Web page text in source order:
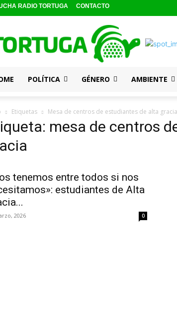
RADIO TORTUGA CONTACTO
POLÍTICA GÉNERO AMBIENTE
Etiquetas Mesa de centros de estudiantes de alta gracia
mesa de centros
tenemos entre todos si nos
estudiantes de Alta
2026 0